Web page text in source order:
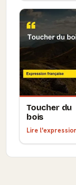
Toucher du
bois
Lire